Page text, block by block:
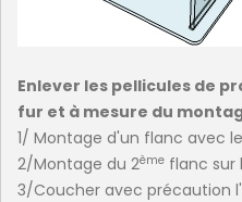
Enlever les pellicules de
fur et à mesure du
1/ Montage d'un flanc avec
2/Montage du 2ème flanc sur
3/Coucher avec précaution